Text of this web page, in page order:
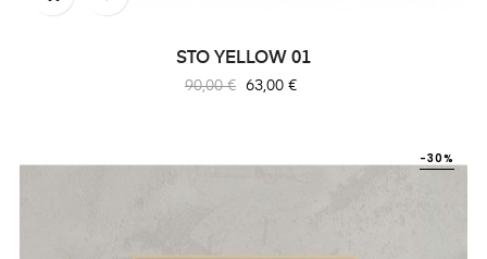
STO YELLOW 01
Prix
90,00 € Prix
63,00 €
-30%